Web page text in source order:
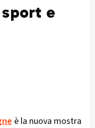
sport e
è la nuova mostra